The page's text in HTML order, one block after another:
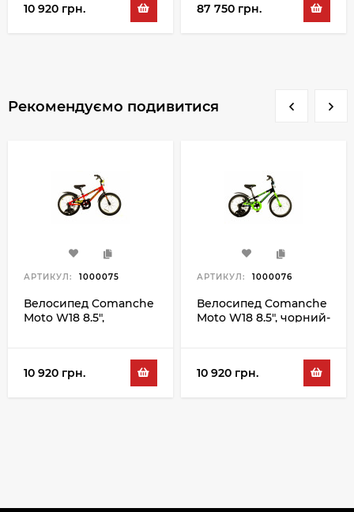
10 920 грн. 87 750 грн.
Рекомендуємо подивитися
АРТИКУЛ: 1000075
Велосипед Comanche
Moto W18 8.5",
10 920 грн.
АРТИКУЛ: 1000076
Велосипед Comanche
Moto W18 8.5", чорний-
10 920 грн.